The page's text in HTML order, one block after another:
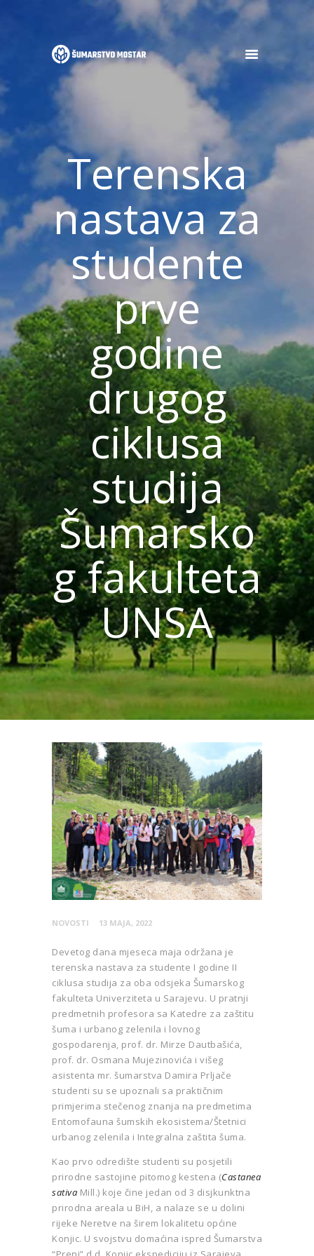
Terenska
nastava za
studente
prve
godine
drugog
ciklusa
studija
Šumarsko
g fakulteta
UNSA
O NAMA
DJELATNOSTI
GALERIJA
NOVOSTI
KONTAKT
NOVOSTI 13 MAJA, 2022
Devetog dana mjeseca maja održana je
terenska nastava za studente I godine II
ciklusa studija za oba odsjeka Šumarskog
fakulteta Univerziteta u Sarajevu. U pratnji
predmetnih profesora sa Katedre za zaštitu
šuma i urbanog zelenila i lovnog
gospodarenja, prof. dr. Mirze Dautbašića,
prof. dr. Osmana Mujezinovića i višeg
asistenta mr. šumarstva Damira Prljače
studenti su se upoznali sa praktičnim
primjerima stečenog znanja na predmetima
Entomofauna šumskih ekosistema/Štetnici
urbanog zelenila i Integralna zaštita šuma.
Kao prvo odredište studenti su posjetili
prirodne sastojine pitomog kestena (Castanea
sativa Mill.) koje čine jedan od 3 disjkunktna
prirodna areala u BiH, a nalaze se u dolini
rijeke Neretve na širem lokalitetu općine
Konjic. U svojstvu domaćina ispred Šumarstva